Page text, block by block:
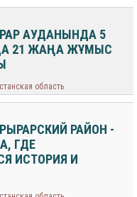
АУДАНЫНДА 5
21 ЖАҢА ЖҰМЫС
область
РАЙОН -
ГДЕ
ИСТОРИЯ И